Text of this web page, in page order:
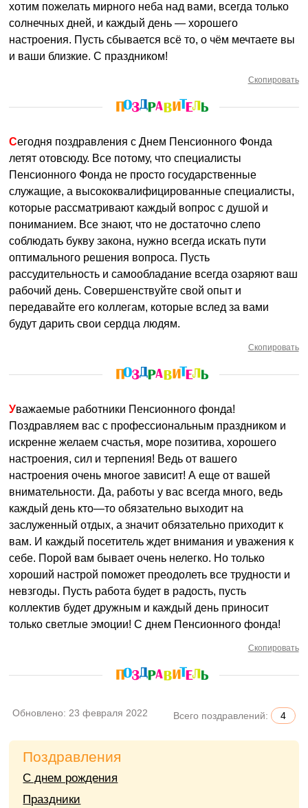
хотим пожелать мирного неба над вами, всегда только
солнечных дней, и каждый день — хорошего
настроения. Пусть сбывается всё то, о чём мечтаете вы
и ваши близкие. С праздником!
Скопировать
Сегодня поздравления с Днем Пенсионного Фонда
летят отовсюду. Все потому, что специалисты
Пенсионного Фонда не просто государственные
служащие, а высококвалифицированные специалисты,
которые рассматривают каждый вопрос с душой и
пониманием. Все знают, что не достаточно слепо
соблюдать букву закона, нужно всегда искать пути
оптимального решения вопроса. Пусть
рассудительность и самообладание всегда озаряют ваш
рабочий день. Совершенствуйте свой опыт и
передавайте его коллегам, которые вслед за вами
будут дарить свои сердца людям.
Скопировать
Уважаемые работники Пенсионного фонда!
Поздравляем вас с профессиональным праздником и
искренне желаем счастья, море позитива, хорошего
настроения, сил и терпения! Ведь от вашего
настроения очень многое зависит! А еще от вашей
внимательности. Да, работы у вас всегда много, ведь
каждый день кто—то обязательно выходит на
заслуженный отдых, а значит обязательно приходит к
вам. И каждый посетитель ждет внимания и уважения к
себе. Порой вам бывает очень нелегко. Но только
хороший настрой поможет преодолеть все трудности и
невзгоды. Пусть работа будет в радость, пусть
коллектив будет дружным и каждый день приносит
только светлые эмоции! С днем Пенсионного фонда!
Скопировать
Обновлено: 23 февраля 2022 Всего поздравлений: 4
Поздравления
С днем рождения
Праздники